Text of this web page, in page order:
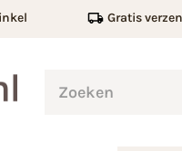
Gratis